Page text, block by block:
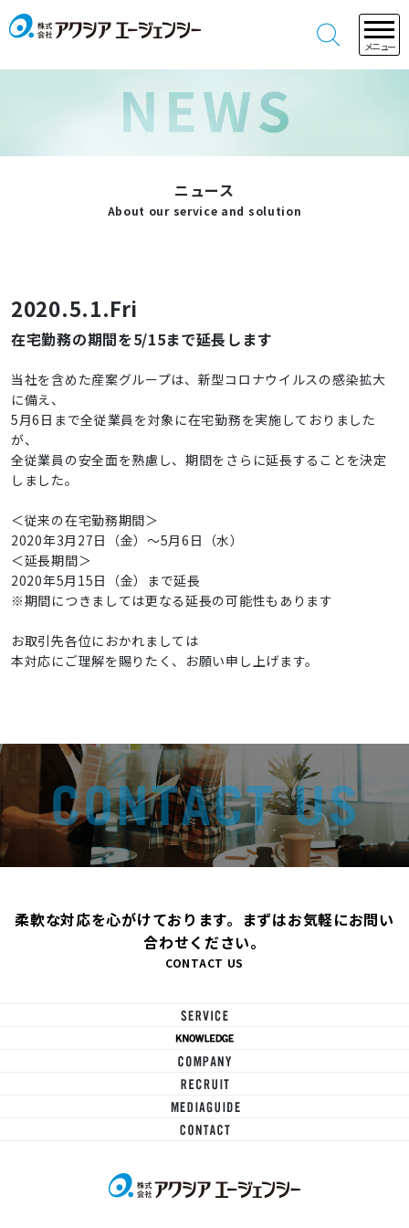
メニュー
ニュース
About our service and solution
2020.5.1.Fri
在宅勤務の期間を5/15まで延長します
当社を含めた産案グループは、新型コロナウイルスの感染拡大
に備え、
5月6日まで全従業員を対象に在宅勤務を実施しておりました
が、
全従業員の安全面を熟慮し、期間をさらに延長することを決定
しました。
＜従来の在宅勤務期間＞
2020年3月27日（金）～5月6日（水）
＜延長期間＞
2020年5月15日（金）まで延長
※期間につきましては更なる延長の可能性もあります
お取引先各位におかれましては
本対応にご理解を賜りたく、お願い申し上げます。
柔軟な対応を心がけております。まずはお気軽にお問い
合わせください。
CONTACT US